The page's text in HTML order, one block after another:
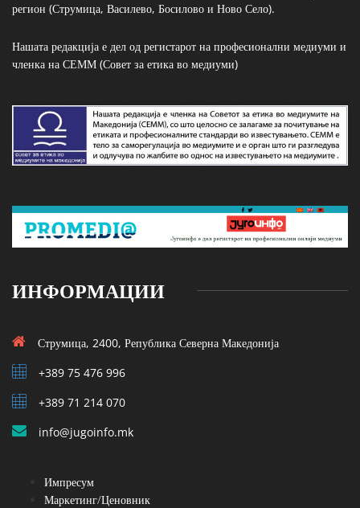
регион (Струмица, Василево, Босилово и Ново Село).
Нашата редакција е дел од регистарот на професионални медиуми и
членка на СЕММ (Совет за етика во медиуми)
ИНФОРМАЦИИ
Струмица, 2400, Република Северна Македонија
+389 75 476 996
+389 71 214 070
info@jugoinfo.mk
Импресум
Маркетинг/Ценовник